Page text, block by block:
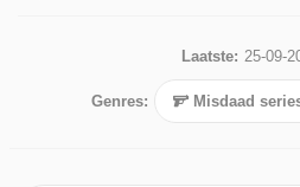
Laatste: 25-09-
Genres: Misdaad